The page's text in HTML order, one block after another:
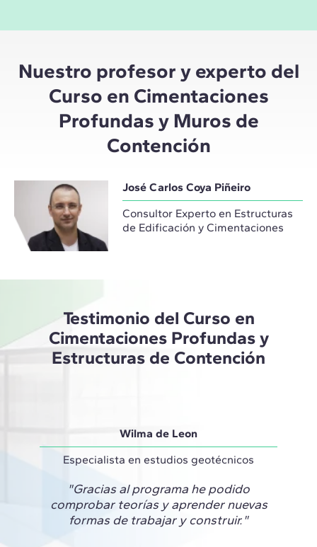
Nuestro profesor y experto del
Curso en Cimentaciones
Profundas y Muros de
Contención
José Carlos Coya Piñeiro
Consultor Experto en Estructuras
de Edificación y Cimentaciones
Testimonio del Curso en
Cimentaciones Profundas y
Estructuras de Contención
Wilma de Leon
Especialista en estudios geotécnicos
"Gracias al programa he podido
comprobar teorías y aprender nuevas
formas de trabajar y construir."